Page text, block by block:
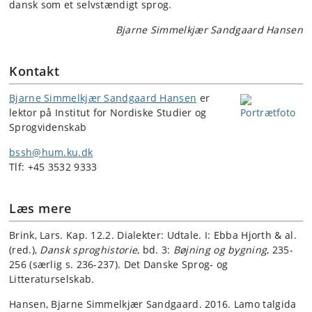
dansk som et selvstændigt sprog.
Bjarne Simmelkjær Sandgaard Hansen
Kontakt
Bjarne Simmelkjær Sandgaard Hansen er
lektor på Institut for Nordiske Studier og
Sprogvidenskab
bssh@hum.ku.dk
Tlf: +45 3532 9333
Læs mere
Brink, Lars. Kap. 12.2. Dialekter: Udtale. I: Ebba Hjorth & al.
(red.), Dansk sproghistorie, bd. 3: Bøjning og bygning, 235-
256 (særlig s. 236-237). Det Danske Sprog- og
Litteraturselskab.
Hansen, Bjarne Simmelkjær Sandgaard. 2016. Lamo talgida